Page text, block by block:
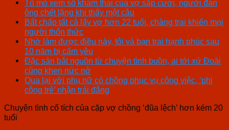
Tò mò xem sổ khám thai của vợ sắp cưới, người đàn
ông chết lặng khi thấy một câu
Bất chấp tất cả lấy vợ hơn 22 tuổi, chàng trai khiến mọi
người thổn thức
Nhờ làm được điều này, tôi và bạn trai hạnh phúc sau
10 năm bị cấm yêu
Đặc sản bắt nguồn từ chuyện tình buồn, ai tới xứ Đoài
cũng khen nức nở
Qua lại với phụ nữ có chồng phục vụ công việc, ‘phi
công trẻ’ nhận trái đắng
Chuyện tình cổ tích của cặp vợ chồng ‘đũa lệch’ hơn kém 20
tuổi